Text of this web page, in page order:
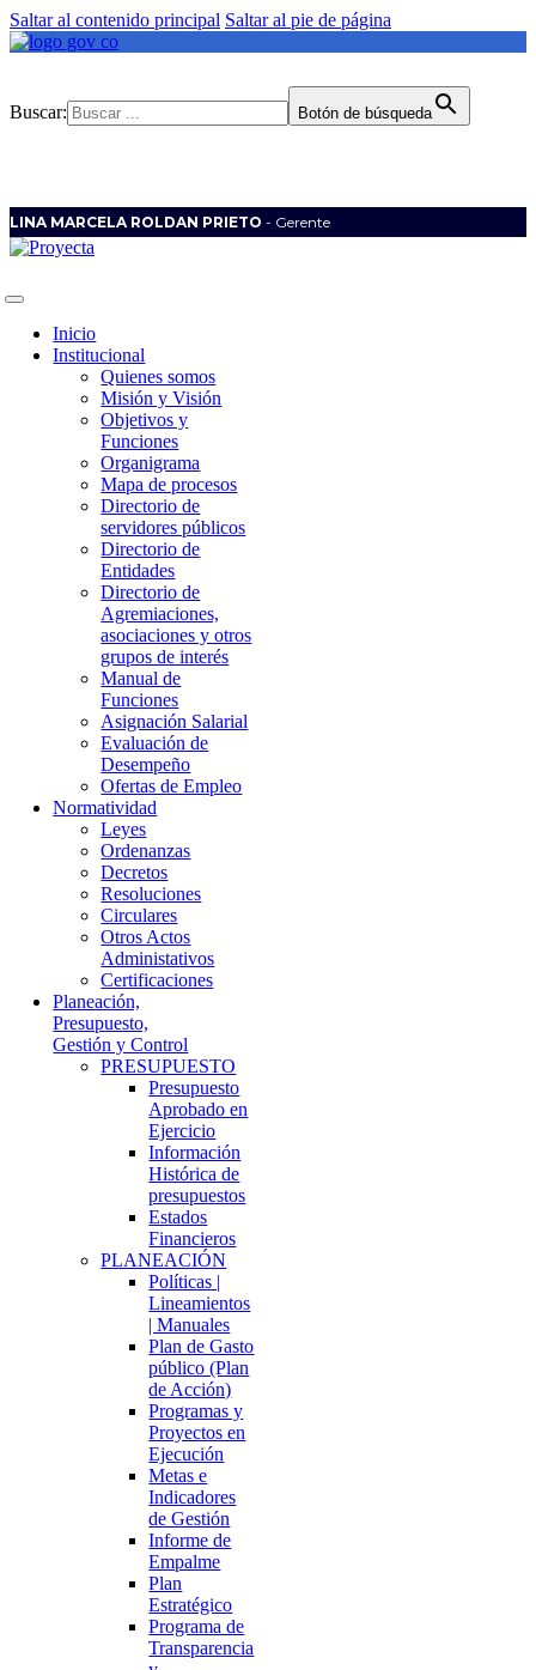
Saltar al contenido principal Saltar al pie de página
Buscar: Botón de búsqueda
LINA MARCELA ROLDAN PRIETO - Gerente
Inicio
Institucional
Quienes somos
Misión y Visión
Objetivos y
Funciones
Organigrama
Mapa de procesos
Directorio de
servidores públicos
Directorio de
Entidades
Directorio de
Agremiaciones,
asociaciones y otros
grupos de interés
Manual de
Funciones
Asignación Salarial
Evaluación de
Desempeño
Ofertas de Empleo
Normatividad
Leyes
Ordenanzas
Decretos
Resoluciones
Circulares
Otros Actos
Administativos
Certificaciones
Planeación,
Presupuesto,
Gestión y Control
PRESUPUESTO
Presupuesto
Aprobado en
Ejercicio
Información
Histórica de
presupuestos
Estados
Financieros
PLANEACIÓN
Políticas |
Lineamientos
| Manuales
Plan de Gasto
público (Plan
de Acción)
Programas y
Proyectos en
Ejecución
Metas e
Indicadores
de Gestión
Informe de
Empalme
Plan
Estratégico
Programa de
Transparencia